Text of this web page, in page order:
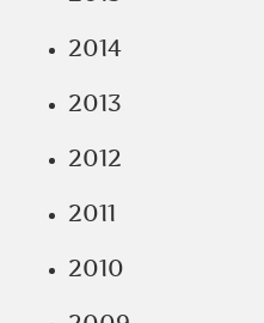
2014
2013
2012
2011
2010